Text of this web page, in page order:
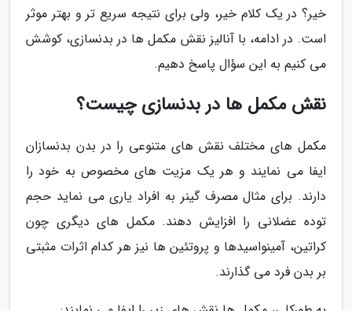
خیر؟ در یک کلام خیر، ولی برای نتیجه سریع تر و بهتر موثر
است. در ادامه، با آنالیز نقش مکمل ها در بدنسازی، کوشش
می کنیم به این سؤال پاسخ دهیم.
نقش مکمل ها در بدنسازی چیست؟
مکمل های مختلف نقش های متنوعی را در بدن بدنسازان
ایفا می نمایند و هر یک مزیت های مخصوص به خود را
دارند. برای مثال مصرف گینر به افراد یاری می نماید حجم
توده عضلانی را افزایش دهند. مکمل های دیگری چون
کراتین، آمینواسیدها و پروتئین ها نیز هر کدام اثرات مثبتی
بر بدن فرد می گذارند.